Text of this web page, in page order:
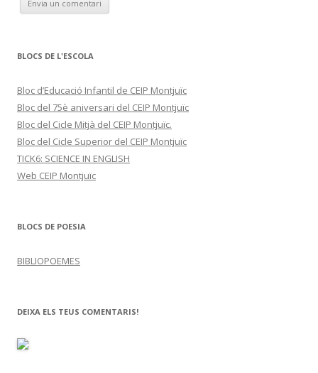
BLOCS DE L'ESCOLA
Bloc d’Educació Infantil de CEIP Montjuïc
Bloc del 75è aniversari del CEIP Montjuïc
Bloc del Cicle Mitjà del CEIP Montjuïc.
Bloc del Cicle Superior del CEIP Montjuïc
TICK6: SCIENCE IN ENGLISH
Web CEIP Montjuïc
BLOCS DE POESIA
BIBLIOPOEMES
DEIXA ELS TEUS COMENTARIS!